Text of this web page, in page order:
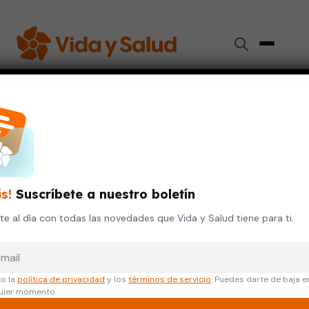
Inicio
DIABETES
Diabetes, la enfermedad
silenciosa
12 de octubre, 2023
Suscríbete a nuestro boletín
al día con todas las novedades que Vida y Salud tiene para ti.
lapolítica de privacidad y lostérminos de servicio. Puedes darte de baja
momento.